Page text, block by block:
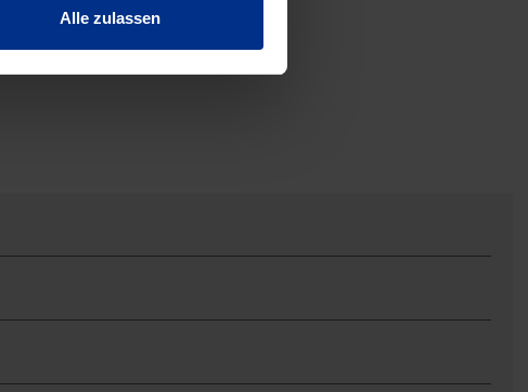
Alle zulassen